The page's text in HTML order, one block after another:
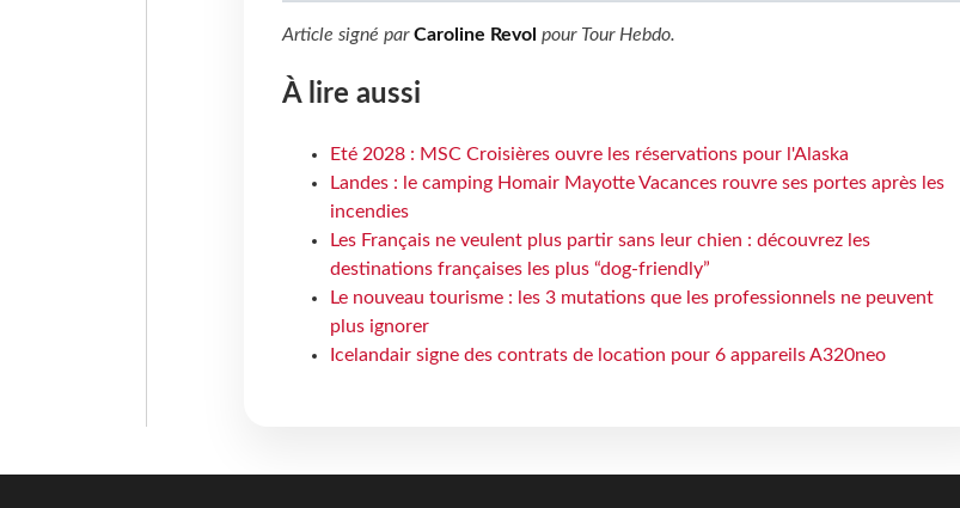
Article signé parCaroline Revol pour Tour Hebdo.
À lire aussi
Eté 2028 : MSC Croisières ouvre les réservations pour l'Alaska
Landes : le camping Homair Mayotte Vacances rouvre ses portes après les
incendies
Les Français ne veulent plus partir sans leur chien : découvrez les
destinations françaises les plus “dog-friendly”
Le nouveau tourisme : les 3 mutations que les professionnels ne peuvent
plus ignorer
Icelandair signe des contrats de location pour 6 appareils A320neo